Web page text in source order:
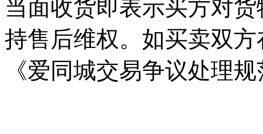
当面收货即表示买方对
持售后维权。如买卖双
《爱同城交易争议处理